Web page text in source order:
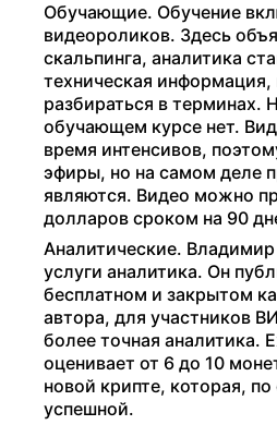
Обучающие. Обучение
видеороликов. Здесь
скальпинга, аналитика
техническая информация,
разбираться в терминах.
обучающем курсе нет.
время интенсивов,
эфиры, но на самом деле
являются. Видео можно
долларов сроком на 90
Аналитические.
услуги аналитика. Он
бесплатном и закрытом
автора, для участников
более точная аналитика.
оценивает от 6 до 10
новой крипте, которая,
успешной.